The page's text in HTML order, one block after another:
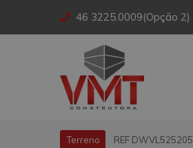
46 3225.0009(Opção 2)
Terreno REF DWVL525205